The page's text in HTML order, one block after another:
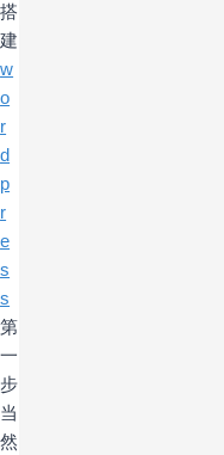
搭
建
w
o
r
d
p
r
e
s
s
第
一
步
当
然